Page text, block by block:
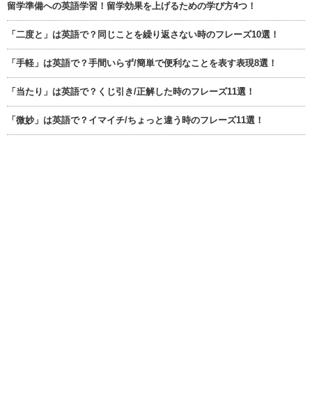
留学準備への英語学習！留学効果を上げるための学び方4つ！
「二度と」は英語で？同じことを繰り返さない時のフレーズ10選！
「手軽」は英語で？手間いらず/簡単で便利なことを表す表現8選！
「当たり」は英語で？くじ引き/正解した時のフレーズ11選！
「微妙」は英語で？イマイチ/ちょっと違う時のフレーズ11選！